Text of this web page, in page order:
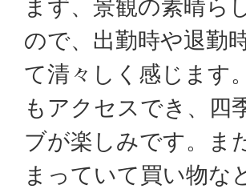
まず、景観の素晴ら
ので、出勤時や退勤
て清々しく感じます
もアクセスでき、四
ブが楽しみです。ま
まっていて買い物な